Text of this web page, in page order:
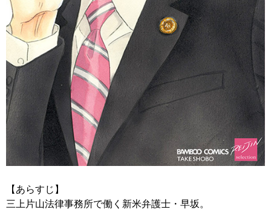
【あらすじ】
三上片山法律事務所で働く新米弁護士・早坂。